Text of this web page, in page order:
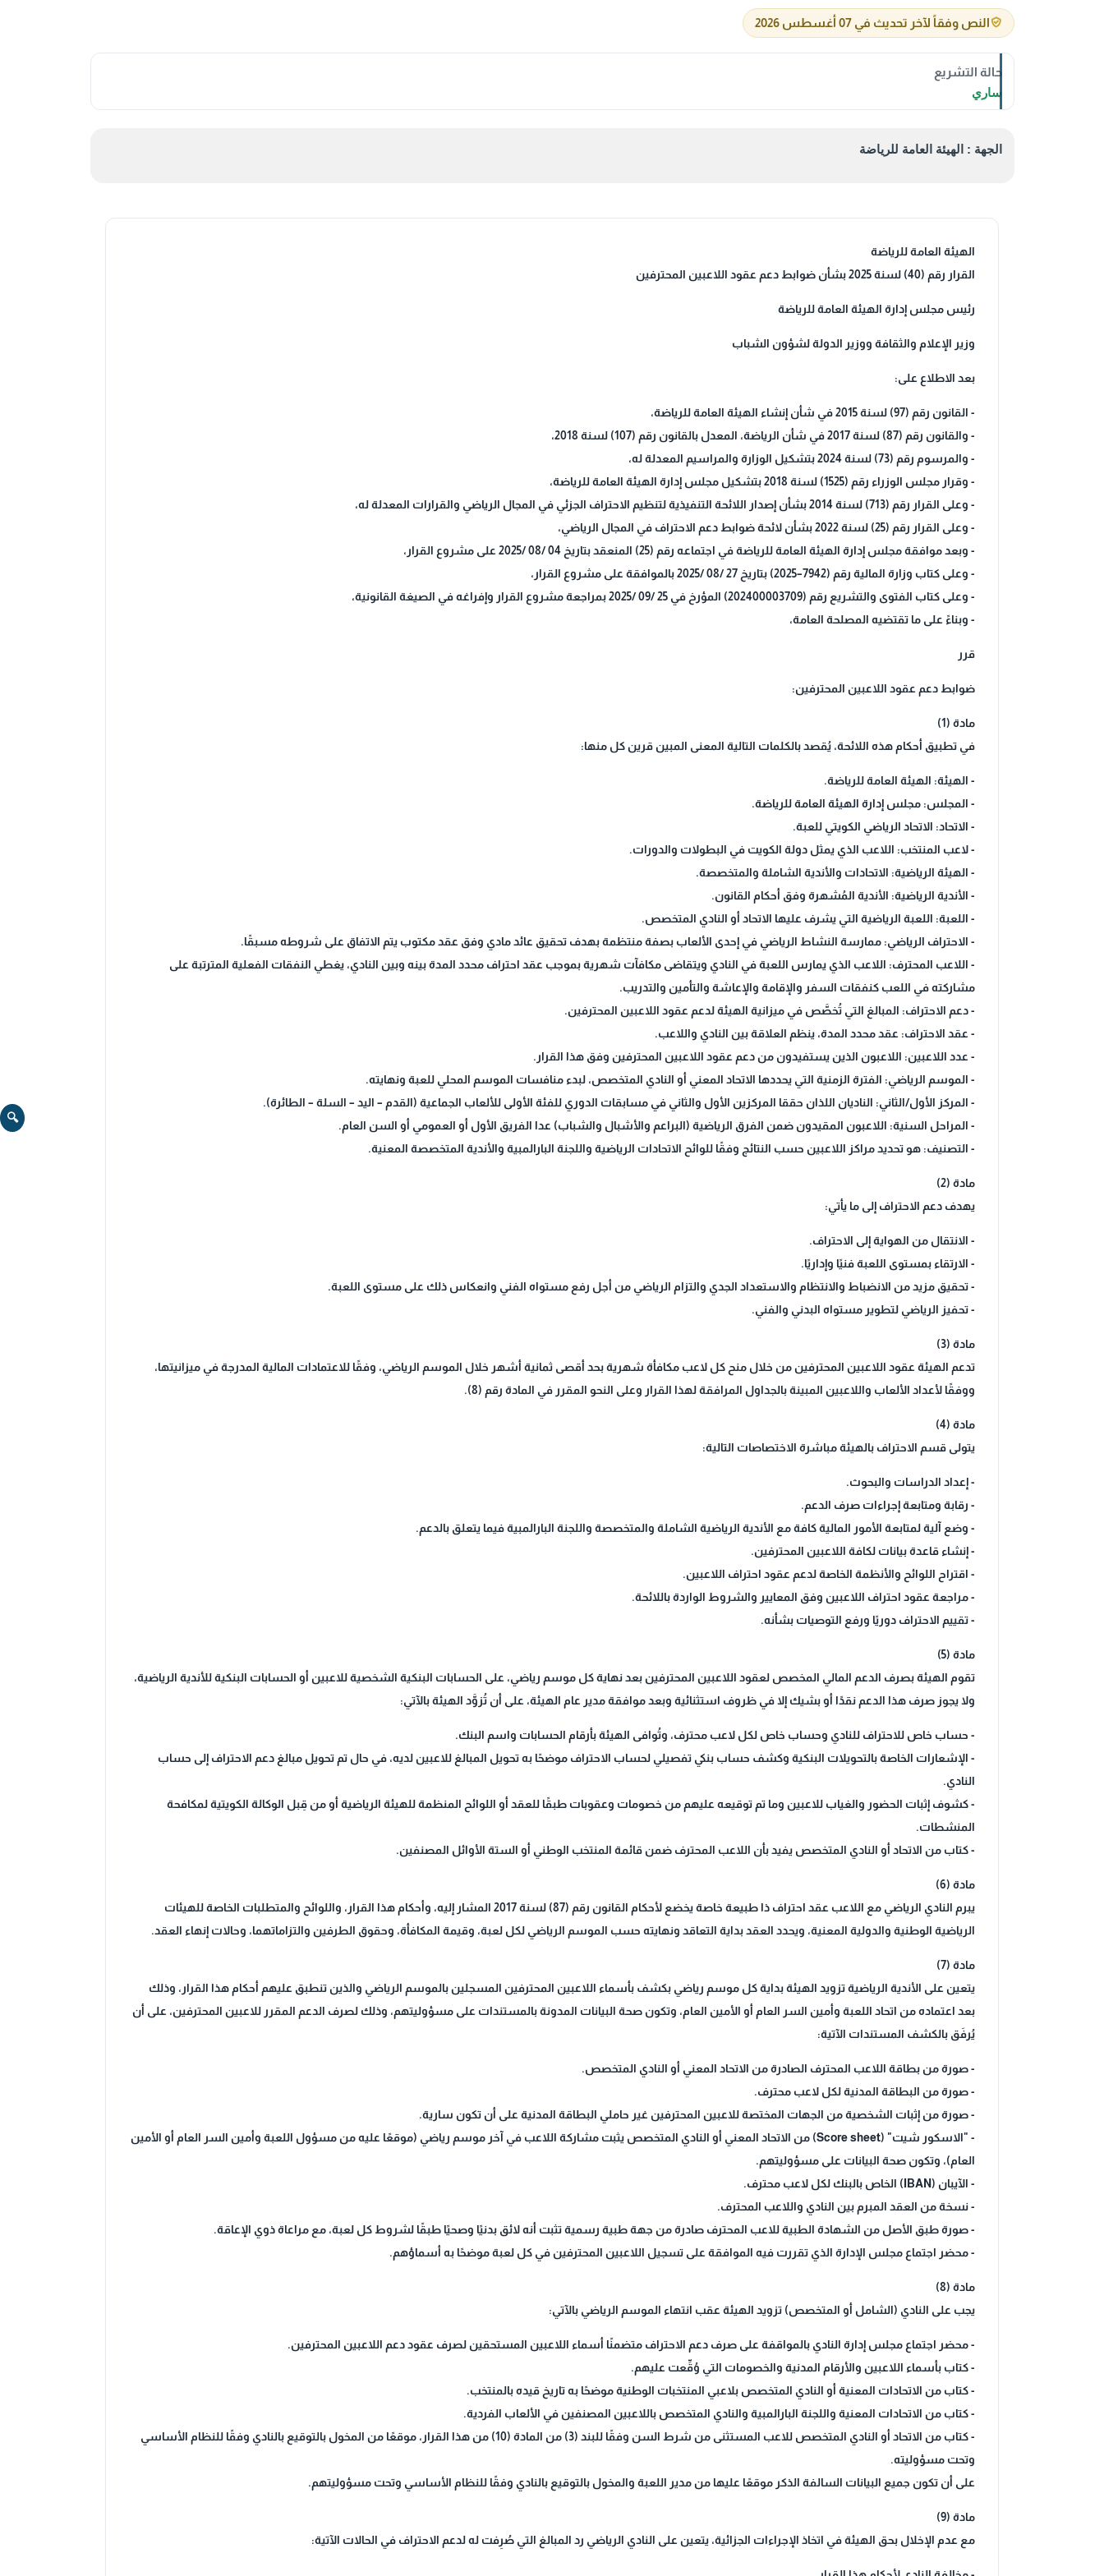
النص وفقاً لآخر تحديث في 07 أغسطس 2026
حالة التشريع
ساري
الجهة : الهيئة العامة للرياضة
🔍
الهيئة العامة للرياضة
القرار رقم (40) لسنة 2025 بشأن ضوابط دعم عقود اللاعبين المحترفين
رئيس مجلس إدارة الهيئة العامة للرياضة
وزير الإعلام والثقافة ووزير الدولة لشؤون الشباب
بعد الاطلاع على:
- القانون رقم (97) لسنة 2015 في شأن إنشاء الهيئة العامة للرياضة،
- والقانون رقم (87) لسنة 2017 في شأن الرياضة، المعدل بالقانون رقم (107) لسنة 2018،
- والمرسوم رقم (73) لسنة 2024 بتشكيل الوزارة والمراسيم المعدلة له،
- وقرار مجلس الوزراء رقم (1525) لسنة 2018 بتشكيل مجلس إدارة الهيئة العامة للرياضة،
- وعلى القرار رقم (713) لسنة 2014 بشأن إصدار اللائحة التنفيذية لتنظيم الاحتراف الجزئي في المجال الرياضي والقرارات المعدلة له،
- وعلى القرار رقم (25) لسنة 2022 بشأن لائحة ضوابط دعم الاحتراف في المجال الرياضي،
- وبعد موافقة مجلس إدارة الهيئة العامة للرياضة في اجتماعه رقم (25) المنعقد بتاريخ 04 /08 /2025 على مشروع القرار،
- وعلى كتاب وزارة المالية رقم (7942–2025) بتاريخ 27 /08 /2025 بالموافقة على مشروع القرار،
- وعلى كتاب الفتوى والتشريع رقم (202400003709) المؤرخ في 25 /09 /2025 بمراجعة مشروع القرار وإفراغه في الصيغة القانونية،
- وبناءً على ما تقتضيه المصلحة العامة،
قرر
ضوابط دعم عقود اللاعبين المحترفين:
مادة (1)
في تطبيق أحكام هذه اللائحة، يُقصد بالكلمات التالية المعنى المبين قرين كل منها:
- الهيئة: الهيئة العامة للرياضة.
- المجلس: مجلس إدارة الهيئة العامة للرياضة.
- الاتحاد: الاتحاد الرياضي الكويتي للعبة.
- لاعب المنتخب: اللاعب الذي يمثل دولة الكويت في البطولات والدورات.
- الهيئة الرياضية: الاتحادات والأندية الشاملة والمتخصصة.
- الأندية الرياضية: الأندية المُشهرة وفق أحكام القانون.
- اللعبة: اللعبة الرياضية التي يشرف عليها الاتحاد أو النادي المتخصص.
- الاحتراف الرياضي: ممارسة النشاط الرياضي في إحدى الألعاب بصفة منتظمة بهدف تحقيق عائد مادي وفق عقد مكتوب يتم الاتفاق على شروطه مسبقًا.
- اللاعب المحترف: اللاعب الذي يمارس اللعبة في النادي ويتقاضى مكافآت شهرية بموجب عقد احتراف محدد المدة بينه وبين النادي، يغطي النفقات الفعلية المترتبة على
مشاركته في اللعب كنفقات السفر والإقامة والإعاشة والتأمين والتدريب.
- دعم الاحتراف: المبالغ التي تُخصَّص في ميزانية الهيئة لدعم عقود اللاعبين المحترفين.
- عقد الاحتراف: عقد محدد المدة، ينظم العلاقة بين النادي واللاعب.
- عدد اللاعبين: اللاعبون الذين يستفيدون من دعم عقود اللاعبين المحترفين وفق هذا القرار.
- الموسم الرياضي: الفترة الزمنية التي يحددها الاتحاد المعني أو النادي المتخصص، لبدء منافسات الموسم المحلي للعبة ونهايته.
- المركز الأول/الثاني: الناديان اللذان حققا المركزين الأول والثاني في مسابقات الدوري للفئة الأولى للألعاب الجماعية (القدم – اليد – السلة – الطائرة).
- المراحل السنية: اللاعبون المقيدون ضمن الفرق الرياضية (البراعم والأشبال والشباب) عدا الفريق الأول أو العمومي أو السن العام.
- التصنيف: هو تحديد مراكز اللاعبين حسب النتائج وفقًا للوائح الاتحادات الرياضية واللجنة البارالمبية والأندية المتخصصة المعنية.
مادة (2)
يهدف دعم الاحتراف إلى ما يأتي:
- الانتقال من الهواية إلى الاحتراف.
- الارتقاء بمستوى اللعبة فنيًا وإداريًا.
- تحقيق مزيد من الانضباط والانتظام والاستعداد الجدي والتزام الرياضي من أجل رفع مستواه الفني وانعكاس ذلك على مستوى اللعبة.
- تحفيز الرياضي لتطوير مستواه البدني والفني.
مادة (3)
تدعم الهيئة عقود اللاعبين المحترفين من خلال منح كل لاعب مكافأة شهرية بحد أقصى ثمانية أشهر خلال الموسم الرياضي، وفقًا للاعتمادات المالية المدرجة في ميزانيتها،
ووفقًا لأعداد الألعاب واللاعبين المبينة بالجداول المرافقة لهذا القرار وعلى النحو المقرر في المادة رقم (8).
مادة (4)
يتولى قسم الاحتراف بالهيئة مباشرة الاختصاصات التالية:
- إعداد الدراسات والبحوث.
- رقابة ومتابعة إجراءات صرف الدعم.
- وضع آلية لمتابعة الأمور المالية كافة مع الأندية الرياضية الشاملة والمتخصصة واللجنة البارالمبية فيما يتعلق بالدعم.
- إنشاء قاعدة بيانات لكافة اللاعبين المحترفين.
- اقتراح اللوائح والأنظمة الخاصة لدعم عقود احتراف اللاعبين.
- مراجعة عقود احتراف اللاعبين وفق المعايير والشروط الواردة باللائحة.
- تقييم الاحتراف دوريًا ورفع التوصيات بشأنه.
مادة (5)
تقوم الهيئة بصرف الدعم المالي المخصص لعقود اللاعبين المحترفين بعد نهاية كل موسم رياضي، على الحسابات البنكية الشخصية للاعبين أو الحسابات البنكية للأندية الرياضية،
ولا يجوز صرف هذا الدعم نقدًا أو بشيك إلا في ظروف استثنائية وبعد موافقة مدير عام الهيئة، على أن تُزوَّد الهيئة بالآتي:
- حساب خاص للاحتراف للنادي وحساب خاص لكل لاعب محترف، وتُوافى الهيئة بأرقام الحسابات واسم البنك.
- الإشعارات الخاصة بالتحويلات البنكية وكشف حساب بنكي تفصيلي لحساب الاحتراف موضحًا به تحويل المبالغ للاعبين لديه، في حال تم تحويل مبالغ دعم الاحتراف إلى حساب
النادي.
- كشوف إثبات الحضور والغياب للاعبين وما تم توقيعه عليهم من خصومات وعقوبات طبقًا للعقد أو اللوائح المنظمة للهيئة الرياضية أو من قِبل الوكالة الكويتية لمكافحة
المنشطات.
- كتاب من الاتحاد أو النادي المتخصص يفيد بأن اللاعب المحترف ضمن قائمة المنتخب الوطني أو الستة الأوائل المصنفين.
مادة (6)
يبرم النادي الرياضي مع اللاعب عقد احتراف ذا طبيعة خاصة يخضع لأحكام القانون رقم (87) لسنة 2017 المشار إليه، وأحكام هذا القرار، واللوائح والمتطلبات الخاصة للهيئات
الرياضية الوطنية والدولية المعنية، ويحدد العقد بداية التعاقد ونهايته حسب الموسم الرياضي لكل لعبة، وقيمة المكافأة، وحقوق الطرفين والتزاماتهما، وحالات إنهاء العقد.
مادة (7)
يتعين على الأندية الرياضية تزويد الهيئة بداية كل موسم رياضي بكشف بأسماء اللاعبين المحترفين المسجلين بالموسم الرياضي والذين تنطبق عليهم أحكام هذا القرار، وذلك
بعد اعتماده من اتحاد اللعبة وأمين السر العام أو الأمين العام، وتكون صحة البيانات المدونة بالمستندات على مسؤوليتهم، وذلك لصرف الدعم المقرر للاعبين المحترفين، على أن
يُرفَق بالكشف المستندات الآتية:
- صورة من بطاقة اللاعب المحترف الصادرة من الاتحاد المعني أو النادي المتخصص.
- صورة من البطاقة المدنية لكل لاعب محترف.
- صورة من إثبات الشخصية من الجهات المختصة للاعبين المحترفين غير حاملي البطاقة المدنية على أن تكون سارية.
- "الاسكور شيت" (Score sheet) من الاتحاد المعني أو النادي المتخصص يثبت مشاركة اللاعب في آخر موسم رياضي (موقعًا عليه من مسؤول اللعبة وأمين السر العام أو الأمين
العام)، وتكون صحة البيانات على مسؤوليتهم.
- الآيبان (IBAN) الخاص بالبنك لكل لاعب محترف.
- نسخة من العقد المبرم بين النادي واللاعب المحترف.
- صورة طبق الأصل من الشهادة الطبية للاعب المحترف صادرة من جهة طبية رسمية تثبت أنه لائق بدنيًا وصحيًا طبقًا لشروط كل لعبة، مع مراعاة ذوي الإعاقة.
- محضر اجتماع مجلس الإدارة الذي تقررت فيه الموافقة على تسجيل اللاعبين المحترفين في كل لعبة موضحًا به أسماؤهم.
مادة (8)
يجب على النادي (الشامل أو المتخصص) تزويد الهيئة عقب انتهاء الموسم الرياضي بالآتي:
- محضر اجتماع مجلس إدارة النادي بالمواقفة على صرف دعم الاحتراف متضمنًا أسماء اللاعبين المستحقين لصرف عقود دعم اللاعبين المحترفين.
- كتاب بأسماء اللاعبين والأرقام المدنية والخصومات التي وُقِّعت عليهم.
- كتاب من الاتحادات المعنية أو النادي المتخصص بلاعبي المنتخبات الوطنية موضحًا به تاريخ قيده بالمنتخب.
- كتاب من الاتحادات المعنية واللجنة البارالمبية والنادي المتخصص باللاعبين المصنفين في الألعاب الفردية.
- كتاب من الاتحاد أو النادي المتخصص للاعب المستثنى من شرط السن وفقًا للبند (3) من المادة (10) من هذا القرار، موقعًا من المخول بالتوقيع بالنادي وفقًا للنظام الأساسي
وتحت مسؤوليته.
على أن تكون جميع البيانات السالفة الذكر موقعًا عليها من مدير اللعبة والمخول بالتوقيع بالنادي وفقًا للنظام الأساسي وتحت مسؤوليتهم.
مادة (9)
مع عدم الإخلال بحق الهيئة في اتخاذ الإجراءات الجزائية، يتعين على النادي الرياضي رد المبالغ التي صُرِفت له لدعم الاحتراف في الحالات الآتية: